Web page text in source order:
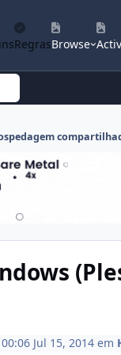
RegrasBrowse
Jul 15, 2014em